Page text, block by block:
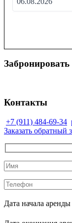
Контакты
+7 (911) 484-69-34
Заказать обратный
Дата начала аренды